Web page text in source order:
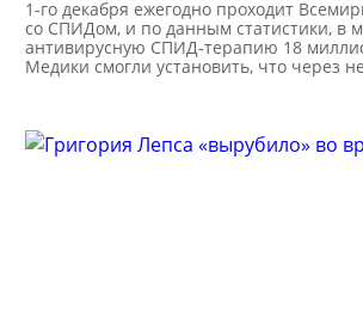
1-го декабря ежегодно проходит
со СПИДом, и по данным статистики, в
антивирусную СПИД-терапию 18
Медики смогли установить, что через